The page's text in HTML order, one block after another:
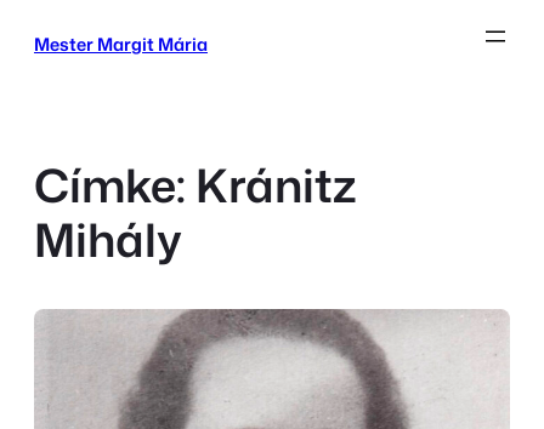
Mester Margit Mária
Címke: Kránitz
Mihály